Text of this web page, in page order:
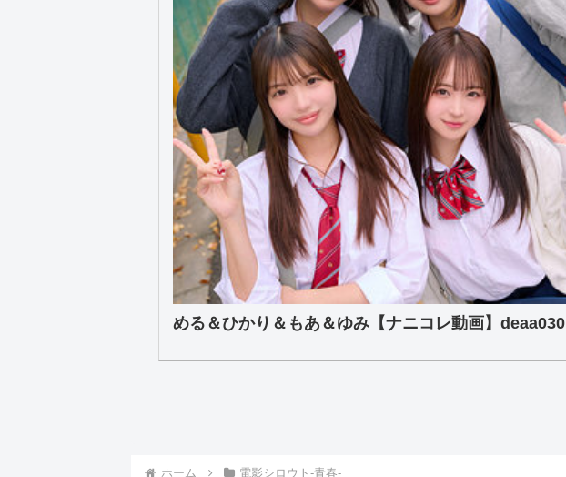
める＆ひかり＆もあ＆ゆみ【ナニコレ動画】deaa030
ホーム 電影シロウト-青春-